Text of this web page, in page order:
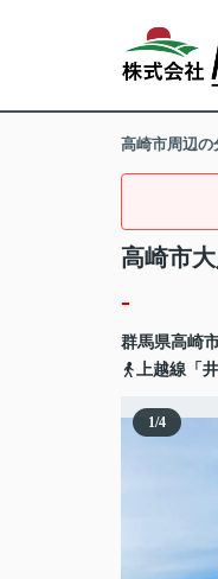
高崎市周辺の
高崎市
-
群馬県高崎
上越線「
1/4